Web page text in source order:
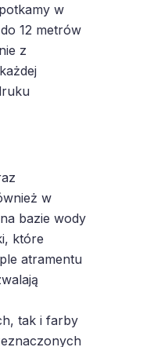
w
12 metrów
z
w
bazie wody
które
atramentu
tak i farby